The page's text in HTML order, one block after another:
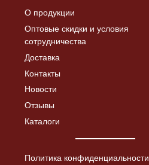
далее
Статуэтка «Коза с
баяном» в патине
2308.00₽
О продукции
Оптовые скидки и условия
сотрудничества
Доставка
Контакты
Новости
Отзывы
Каталоги
Политика конфиденциальности